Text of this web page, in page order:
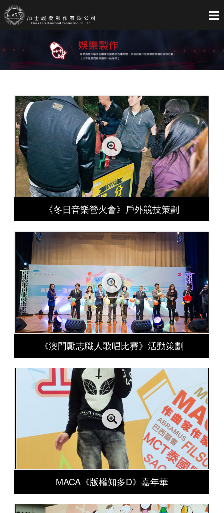
首
頁Home
關
於About
藝
人Artist
製
作Entertainment
影
像Media
音
像Audio
聯
絡Contact
《冬日音樂營火會》戶外競技策劃
《澳門勵志職人歌唱比賽》活動策劃
MACA《版權知多D》嘉年華